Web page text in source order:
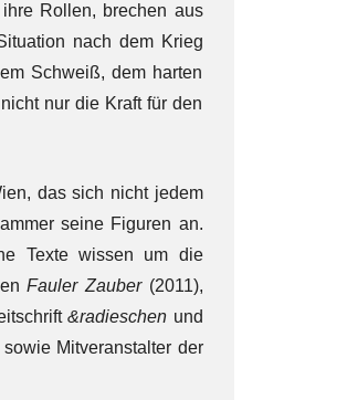
Rollen, brechen aus
nach dem Krieg
Schweiß, dem harten
nur die Kraft für den
das sich nicht jedem
seine Figuren an.
Texte wissen um die
Fauler Zauber(2011),
&radieschen und
Mitveranstalter der